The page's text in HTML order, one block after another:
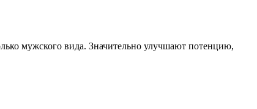
мужского вида. Значительно улучшают потенцию,